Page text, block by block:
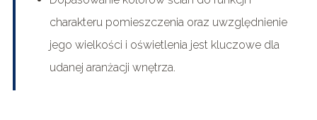
charakteru pomieszczenia oraz uwzględnienie
jego wielkości i oświetlenia jest kluczowe dla
udanej aranżacji wnętrza.